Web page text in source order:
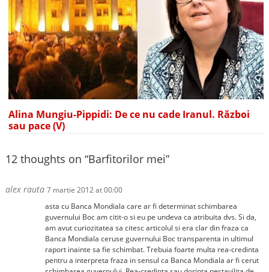
Alina Mungiu-Pippidi: De ce nu cade Iranul. Război
sau pace (V)
12 thoughts on “Barfitorilor mei”
alex rauta 7 martie 2012 at 00:00
asta cu Banca Mondiala care ar fi determinat schimbarea
guvernului Boc am citit-o si eu pe undeva ca atribuita dvs. Si da,
am avut curiozitatea sa citesc articolul si era clar din fraza ca
Banca Mondiala ceruse guvernului Boc transparenta in ultimul
raport inainte sa fie schimbat. Trebuia foarte multa rea-credinta
pentru a interpreta fraza in sensul ca Banca Mondiala ar fi cerut